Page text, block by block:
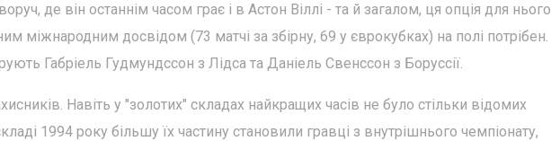
де він останнім часом грає і в Астон Віллі - та й загалом, ця опція для нього
міжнародним досвідом (73 матчі за збірну, 69 у єврокубках) на полі потрібен.
Габріель Гудмундссон з Лідса та Даніель Свенссон з Боруссії.
Навіть у "золотих" складах найкращих часів не було стільки відомих
1994 року більшу їх частину становили гравці з внутрішнього чемпіонату,